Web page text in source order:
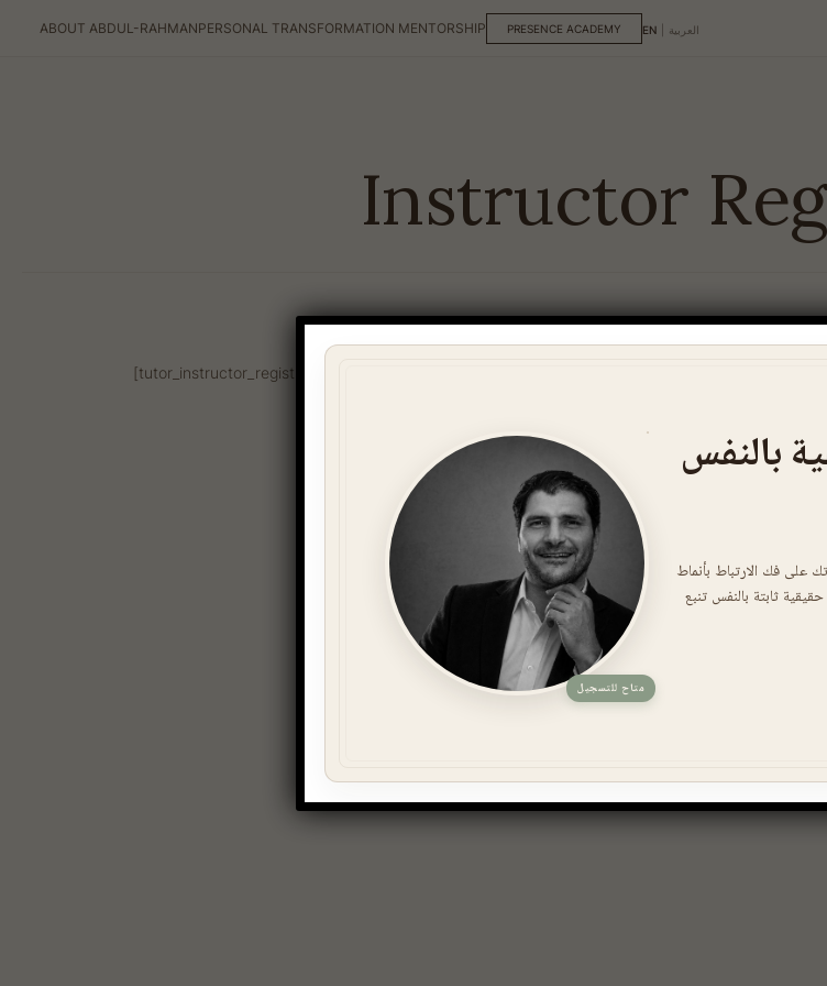
ABOUT ABDUL-RAHMANPERSONAL TRANSFORMATION MENTORSHIP PRESENCE ACADEMY EN العربية
Instructor
[tutor_instructor_registration_form]
بالنفس
على فك الارتباط بأنماط
ثابتة بالنفس تنبع
متاح للتسجيل